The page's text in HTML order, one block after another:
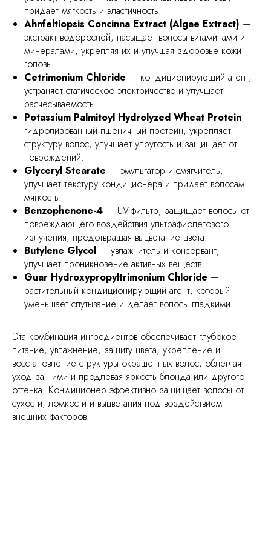
придает мягкость и эластичность.
Ahnfeltiopsis Concinna Extract (Algae Extract) —
экстракт водорослей, насыщает волосы витаминами и
минералами, укрепляя их и улучшая здоровье кожи
головы.
Cetrimonium Chloride — кондиционирующий агент,
устраняет статическое электричество и улучшает
расчесываемость.
Potassium Palmitoyl Hydrolyzed Wheat Protein —
гидролизованный пшеничный протеин, укрепляет
структуру волос, улучшает упругость и защищает от
повреждений.
Glyceryl Stearate — эмульгатор и смягчитель,
улучшает текстуру кондиционера и придает волосам
мягкость.
Benzophenone-4 — UV-фильтр, защищает волосы от
повреждающего воздействия ультрафиолетового
излучения, предотвращая выцветание цвета.
Butylene Glycol — увлажнитель и консервант,
улучшает проникновение активных веществ.
Guar Hydroxypropyltrimonium Chloride —
растительный кондиционирующий агент, который
уменьшает спутывание и делает волосы гладкими.
Эта комбинация ингредиентов обеспечивает глубокое
питание, увлажнение, защиту цвета, укрепление и
восстановление структуры окрашенных волос, облегчая
уход за ними и продлевая яркость блонда или другого
оттенка. Кондиционер эффективно защищает волосы от
сухости, ломкости и выцветания под воздействием
внешних факторов.